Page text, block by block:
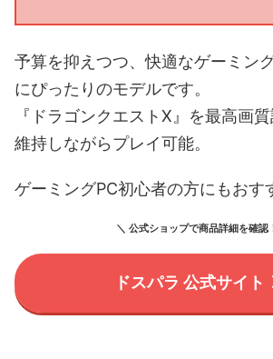
予算を抑えつつ、快適なゲーミン
にぴったりのモデルです。
『ドラゴンクエストX』を最高画
維持しながらプレイ可能。
ゲーミングPC初心者の方にもおす
＼ 公式ショップで商品詳細を確認
ドスパラ 公式サイト